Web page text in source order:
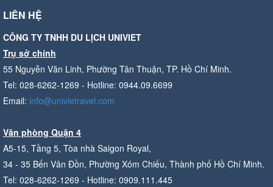
LIÊN HỆ
CÔNG TY TNHH DU LỊCH UNIVIET
Trụ sở chính
55 Nguyễn Văn Linh, Phường Tân Thuận, TP. Hồ Chí Minh.
Tel: 028-6262-1269 - Hotline: 0944.09.6699
Email: info@univietravel.com
Văn phòng Quận 4
A5-15, Tầng 5, Tòa nhà Saigon Royal,
34 - 35 Bến Vân Đồn, Phường Xóm Chiếu, Thành phố Hồ Chí Minh.
Tel: 028-6262-1269 - Hotline: 0909.111.445